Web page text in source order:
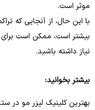
موثر است.
با این حال، از آنجایی که
بیشتر است، ممکن است
نیاز داشته باشید.
بیشتر بخوانید:
بهترین کلینیک لیزر مو در